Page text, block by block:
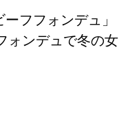
フフォンデュ 」
ォンデュで冬の女